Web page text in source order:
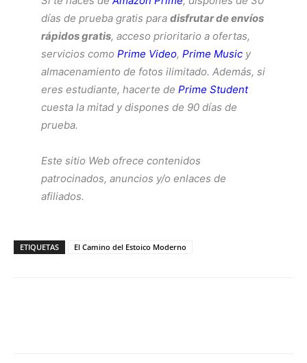
días de prueba gratis para disfrutar de envíos
rápidos gratis, acceso prioritario a ofertas,
servicios como Prime Video, Prime Music y
almacenamiento de fotos ilimitado. Además, si
eres estudiante, hacerte de Prime Student
cuesta la mitad y dispones de 90 días de
prueba.
Este sitio Web ofrece contenidos
patrocinados, anuncios y/o enlaces de
afiliados.
ETIQUETAS El Camino del Estoico Moderno